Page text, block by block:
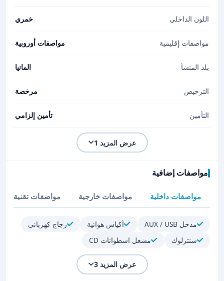
اللون الداخلي خمري
مواصفات إقليمية مواصفات أوروبية
بلد المنشأ المانيا
الترخيص مرخصة
التأمين تأمين إلزامي
عرض المزيد 1
مواصفات إضافية
مواصفات داخلية مواصفات خارجية مواصفات تقنية
مدخل AUX / USB أكياس هوائية
زجاج كهربائي
سنترلوك
مشغل اسطوانات CD
عرض المزيد 3